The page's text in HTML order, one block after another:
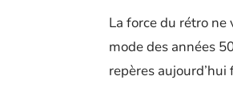
La force du rétro ne
mode des années
repères aujourd’hui